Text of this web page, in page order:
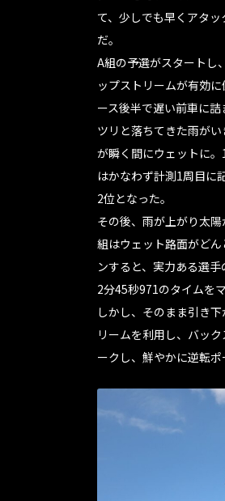
て、少しでも早くアタ
だ。
A組の予選がスタートし
ップストリームが有効
ース後半で遅い前車に
ツリと落ちてきた雨が
が瞬く間にウェットに
はかなわず計測1周目に
2位となった。
その後、雨が上がり太
組はウェット路面がど
ンすると、実力ある選
2分45秒971のタイムを
しかし、そのまま引き
リームを利用し、バッ
ークし、鮮やかに逆転